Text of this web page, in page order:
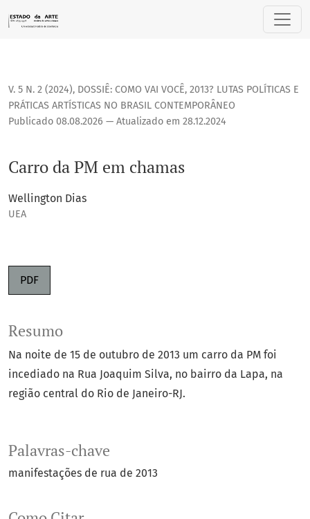
V. 5 N. 2 (2024), DOSSIÊ: COMO VAI VOCÊ, 2013? LUTAS POLÍTICAS E
PRÁTICAS ARTÍSTICAS NO BRASIL CONTEMPORÂNEO
Carro da PM em chamas
Publicado 08.08.2026 — Atualizado em 28.12.2024
Wellington Dias
UEA
PDF
Palavras-chave
manifestações de rua de 2013
Resumo
Na noite de 15 de outubro de 2013 um carro da PM foi
incediado na Rua Joaquim Silva, no bairro da Lapa, na
região central do Rio de Janeiro-RJ.